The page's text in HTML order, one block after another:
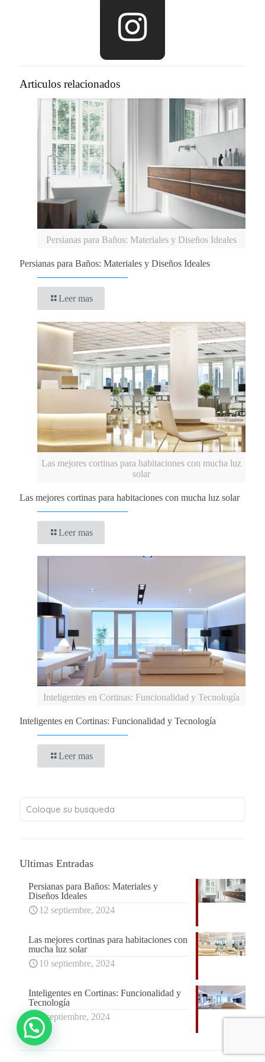
Articulos relacionados
Persianas para Baños: Materiales y Diseños Ideales
Persianas para Baños: Materiales y Diseños Ideales
Leer mas
Las mejores cortinas para habitaciones con mucha luz
solar
Las mejores cortinas para habitaciones con mucha luz solar
Leer mas
Inteligentes en Cortinas: Funcionalidad y Tecnología
Inteligentes en Cortinas: Funcionalidad y Tecnología
Leer mas
Ultimas Entradas
Persianas para Baños: Materiales y
Diseños Ideales
12 septiembre, 2024
Las mejores cortinas para habitaciones con
mucha luz solar
10 septiembre, 2024
Inteligentes en Cortinas: Funcionalidad y
Tecnología
5 septiembre, 2024